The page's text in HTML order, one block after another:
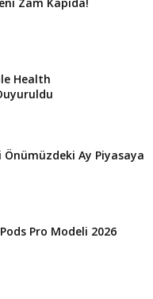
Health
Önümüzdeki Ay Piyasaya
Pro Modeli 2026